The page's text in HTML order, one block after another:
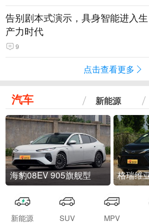
告别剧本式演示，具身智能进入生
产力时代
9
点击查看更多
汽车 新能源
海豹08EV 905旗舰型 格瑞维
新能源 SUV MPV